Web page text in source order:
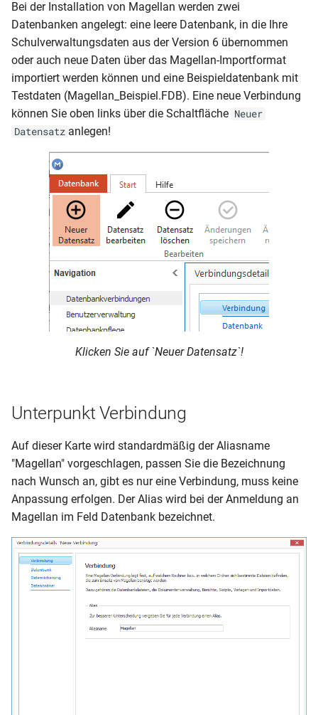
i
t
i
l
Änderungen 2022
Änderungen 2021
Änderungen 2020
Mehrere Schulen auf einem
Server
Probleme bei der Installation?
Betriebe und Schulen
Personen und Adressen
Sortieren, Gruppieren, Filtern,
Suchen
Halbjahreswechsel
Schuljahreswechsel
Sonderfälle in der
Schullaufbahn
Zeugnisdaten
Enbrea Leistungen
Durchschnitt/Abschluss
berechnen
Gymnasiale Oberstufe
Berufsschulmatrix
Formulare, Listen und
Zeugnisse
Anleitungen zu Berichten
Verbindung testen
Magellan Scripting
Schüler-Kurswahlen von
übernehmen
Das Abitur
Die Fachhochschulreife
Statistik
Verlage
Lieferanten
Medienkataloge
Mahnwesen
Effizient mit Listen/
arbeiten
Etiketten
Berichte und Vorlagen
Archivieren
Schlüsselverzeichnisse
Bei der Installation von Magellan werden zwei
Datenbanken angelegt: eine leere Datenbank, in die Ihre
Schulverwaltungsdaten aus der Version 6 übernommen
oder auch neue Daten über das Magellan-Importformat
importiert werden können und eine Beispieldatenbank mit
Testdaten (Magellan_Beispiel.FDB). Eine neue Verbindung
können Sie oben links über die Schaltfläche Neuer
Datensatz anlegen!
Klicken Sie auf `Neuer Datensatz`!
Unterpunkt Verbindung
Auf dieser Karte wird standardmäßig der Aliasname
"Magellan" vorgeschlagen, passen Sie die Bezeichnung
nach Wunsch an, gibt es nur eine Verbindung, muss keine
Anpassung erfolgen. Der Alias wird bei der Anmeldung an
Magellan im Feld Datenbank bezeichnet.